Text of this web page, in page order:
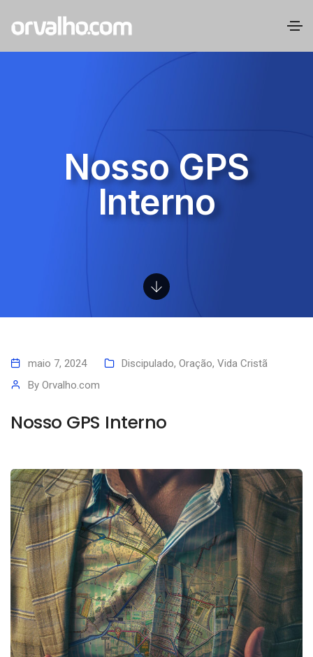
Nosso GPS
Interno
maio 7, 2024 Discipulado, Oração, Vida Cristã
By Orvalho.com
Nosso GPS Interno